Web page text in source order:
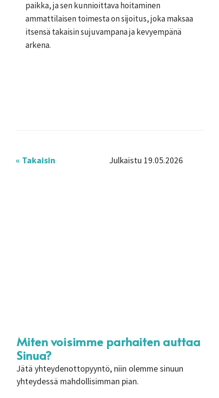
paikka, ja sen kunnioittava hoitaminen
ammattilaisen toimesta on sijoitus, joka maksaa
itsensä takaisin sujuvampana ja kevyempänä
arkena.
« Takaisin Julkaistu 19.05.2026
Miten voisimme parhaiten auttaa
Sinua?
Jätä yhteydenottopyyntö, niin olemme sinuun
yhteydessä mahdollisimman pian.